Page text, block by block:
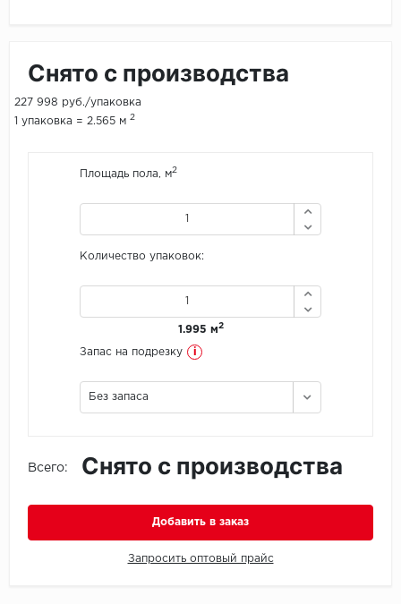
Jinan PDM
LG Decotile
Lucky Floor
Made in Belgium
Снято с производства
227 998 руб./упаковка
1 упаковка = 2.565 м 2
Площадь пола, м2
Количество упаковок:
1.995 м2
Запас на подрезку i
Без запаса
Всего: Снято с производства
Добавить в заказ
Запросить оптовый прайс